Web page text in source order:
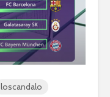
loscandalo